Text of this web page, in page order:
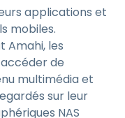
applications et
mobiles.
Amahi, les
de
multimédia et
sur leur
NAS